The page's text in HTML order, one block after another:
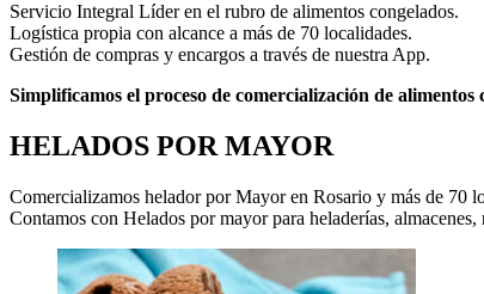
Servicio Integral Líder en el rubro de alimentos congelados.
Logística propia con alcance a más de 70 localidades​.
Gestión de compras y encargos a través de nuestra App.
Simplificamos el proceso de comercialización de alimentos
HELADOS POR MAYOR
Comercializamos helador por Mayor en Rosario y más de 70
Contamos con Helados por mayor para heladerías,